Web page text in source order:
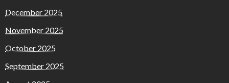
December 2025
November 2025
October 2025
September 2025